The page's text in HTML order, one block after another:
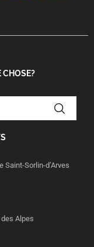
CHOSE?
Saint-Sorlin-d’Arves
Alpes